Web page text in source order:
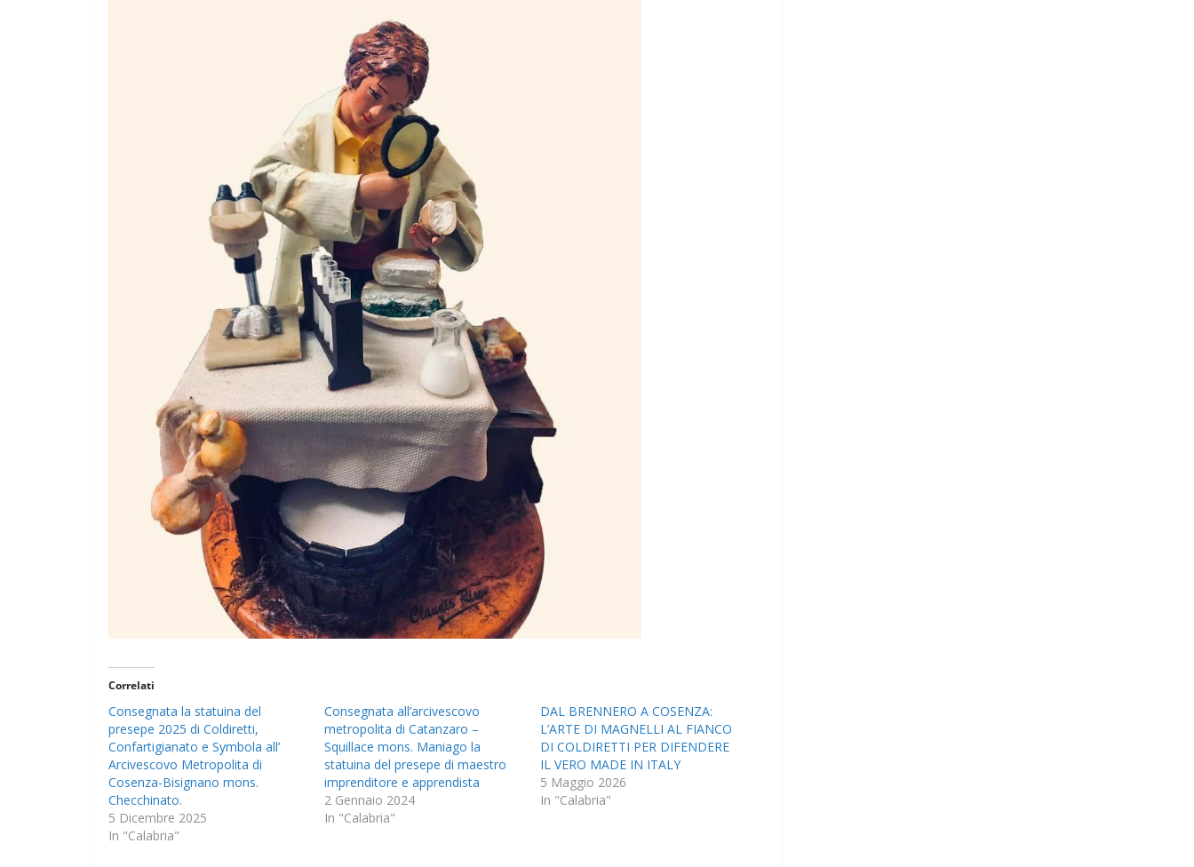
Correlati
Consegnata la statuina del
presepe 2025 di Coldiretti,
Confartigianato e Symbola all’
Arcivescovo Metropolita di
Cosenza-Bisignano mons.
Checchinato.
5 Dicembre 2025
In "Calabria"
Consegnata all’arcivescovo
metropolita di Catanzaro –
Squillace mons. Maniago la
statuina del presepe di maestro
imprenditore e apprendista
2 Gennaio 2024
In "Calabria"
DAL BRENNERO A COSENZA:
L’ARTE DI MAGNELLI AL FIANCO
DI COLDIRETTI PER DIFENDERE
IL VERO MADE IN ITALY
5 Maggio 2026
In "Calabria"